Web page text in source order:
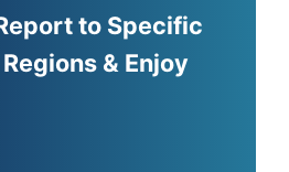
to Specific
& Enjoy